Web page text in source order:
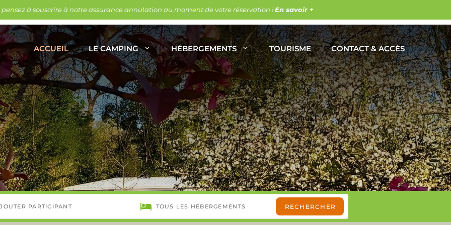
pensez à souscrire à notre assurance annulation au moment de votre réservation !En savoir +
ACCUEIL LE CAMPING HÉBERGEMENTS TOURISME CONTACT & ACCÈS